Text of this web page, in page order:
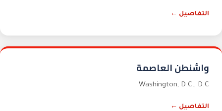
التفاصيل ←
واشنطن العاصمة
Washington, D.C., D.C.
التفاصيل ←